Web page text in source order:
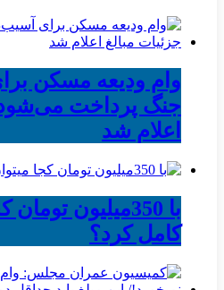
وام ودیعه مسکن
جنگ پرداخت
اعلام شد
با 350میلیون
کامل کرد؟